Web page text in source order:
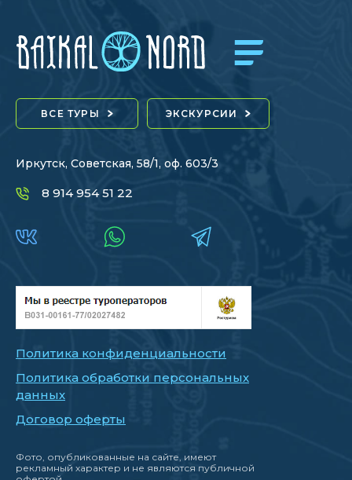
ВСЕ ТУРЫ ЭКСКУРСИИ
Иркутск, Советская, 58/1, оф. 603/3
8 914 954 51 22
Политика конфиденциальности
Политика обработки персональных
данных
Договор оферты
Фото, опубликованные на сайте, имеют
рекламный характер и не являются публичной